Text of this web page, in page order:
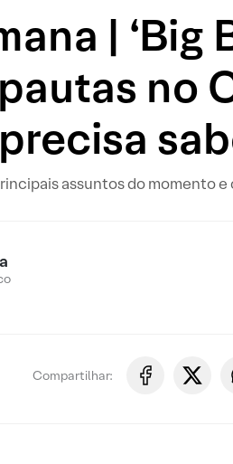
| ‘Big
no
assuntos do momento
Compartilhar: